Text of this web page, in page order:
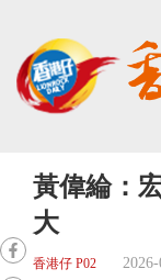
黃偉綸：
大
香港仔 P02